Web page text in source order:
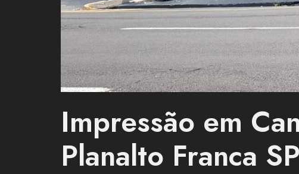
Impressão em
Planalto Franca SP